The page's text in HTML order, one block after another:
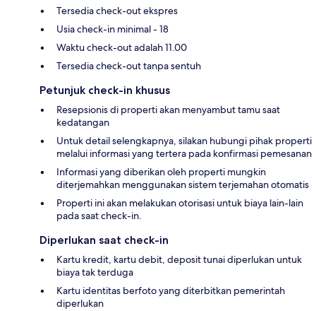
Tersedia check-out ekspres
Usia check-in minimal - 18
Waktu check-out adalah 11.00
Tersedia check-out tanpa sentuh
Petunjuk check-in khusus
Resepsionis di properti akan menyambut tamu saat
kedatangan
Untuk detail selengkapnya, silakan hubungi pihak properti
melalui informasi yang tertera pada konfirmasi pemesanan
Informasi yang diberikan oleh properti mungkin
diterjemahkan menggunakan sistem terjemahan otomatis
Properti ini akan melakukan otorisasi untuk biaya lain-lain
pada saat check-in.
Diperlukan saat check-in
Kartu kredit, kartu debit, deposit tunai diperlukan untuk
biaya tak terduga
Kartu identitas berfoto yang diterbitkan pemerintah
diperlukan